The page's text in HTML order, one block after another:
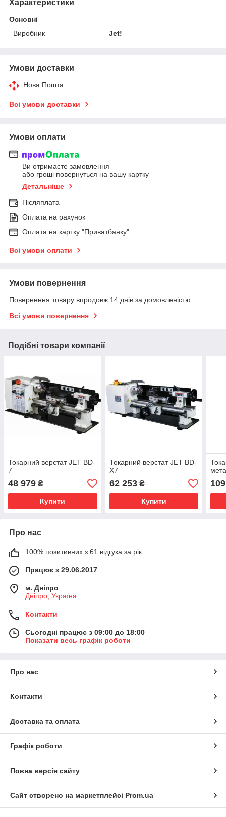
Характеристики
Основні
Виробник
Jet!
Умови доставки
Нова Пошта
Всі умови доставки
Умови оплати
Ви отримаєте замовлення
або гроші повернуться на вашу картку
Детальніше
Післяплата
Оплата на рахунок
Оплата на картку "Приватбанку"
Всі умови оплати
Умови повернення
Повернення товару впродовж 14 днів за домовленістю
Всі умови повернення
Подібні товари компанії
Токарний верстат JET BD-
7
48 979 ₴
Купити
Токарний верстат JET BD-
X7
62 253₴
Купити
Про нас
100% позитивних з 61 відгука за рік
Працює з 29.06.2017
м. Дніпро
Дніпро, Україна
Контакти
Сьогодні працює з 09:00 до 18:00
Показати весь графік роботи
Про нас
Контакти
Доставка та оплата
Графік роботи
Повна версія сайту
Сайт створено на маркетплейсі Prom.ua